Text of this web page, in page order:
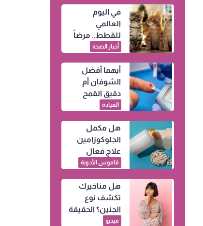
في اليوم
العالمي
للقطط.. مرضاً
قد ينتقل إليك
بسيطة
أخبار الصحة
أيهما أفضل
الشوفان أم
دقيق القمح
الكامل.. لمرضى
العيادة
هل مكمل
الجلوكوزامين
علاج فعال
للخشونة وآلام
قاموس الأدوية
هل مناخيرك
تكشف نوع
الجنين؟ الحقيقة
وراء أشهر
فيديو